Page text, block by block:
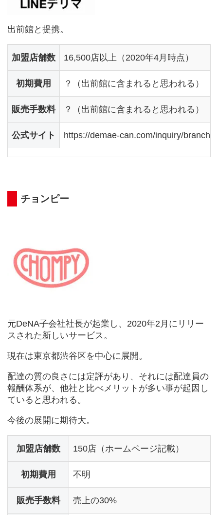
出前館と提携。
加盟店舗数 16,500店以上（2020年4月時点）
初期費用 ？（出前館に含まれると思われる）
販売手数料 ？（出前館に含まれると思われる）
公式サイト https://demae-can.com/inquiry/
チョンピー
元DeNA子会社社長が起業し、2020年2月にリリー
スされた新しいサービス。
現在は東京都渋谷区を中心に展開。
配達の質の良さには定評があり、それには配達員の
報酬体系が、他社と比べメリットが多い事が起因し
ていると思われる。
今後の展開に期待大。
加盟店舗数 150店（ホームページ記載）
初期費用 不明
販売手数料 売上の30%